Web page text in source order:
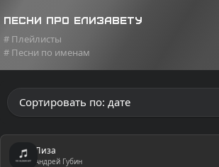
Песни про Елизавету
# Плейлисты
# Песни по именам
Лиза
Андрей Губин